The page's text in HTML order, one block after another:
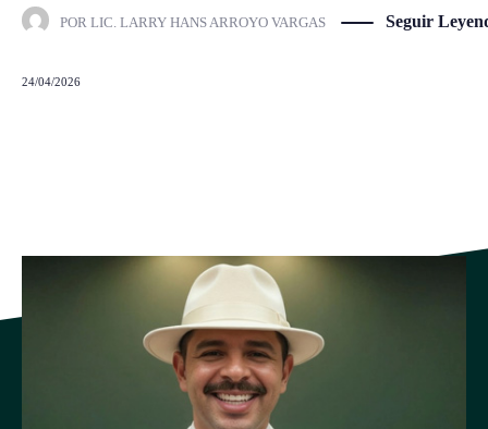
POR LIC. LARRY HANS ARROYO VARGAS Seguir
24/04/2026